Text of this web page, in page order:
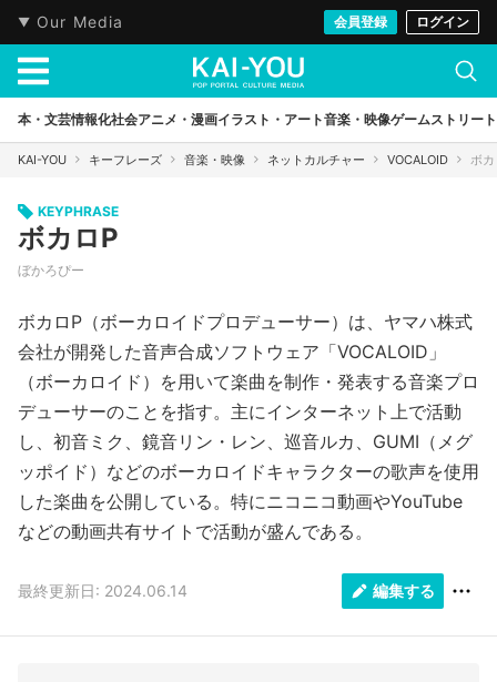
Our Media 会員登録 ログイン
本・文芸情報化社会アニメ・漫画イラスト・アート音楽・映像ゲームストリート
KAI-YOU キーフレーズ 音楽・映像 ネットカルチャー VOCALOID ボ
KEYPHRASE
ボカロP
ぼかろぴー
ボカロP（ボーカロイドプロデューサー）は、ヤマハ株式
会社が開発した音声合成ソフトウェア「VOCALOID」
（ボーカロイド）を用いて楽曲を制作・発表する音楽プロ
デューサーのことを指す。主にインターネット上で活動
し、初音ミク、鏡音リン・レン、巡音ルカ、GUMI（メグ
ッポイド）などのボーカロイドキャラクターの歌声を使用
した楽曲を公開している。特にニコニコ動画やYouTube
などの動画共有サイトで活動が盛んである。
最終更新日: 2024.06.14 編集する